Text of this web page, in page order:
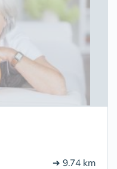
➔ 9.74 km